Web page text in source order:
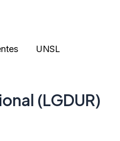
UNSL
(LGDUR)